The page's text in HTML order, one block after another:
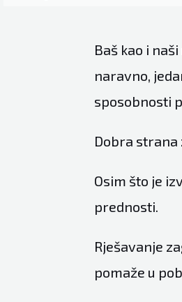
Baš kao i
naravno,
sposobnosti
Dobra
Osim što je
prednosti.
Rješavanje
pomaže u